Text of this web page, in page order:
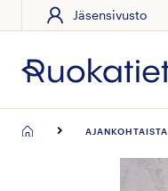
sisältöön
Jäsensivusto
AJANKOHTAISTA